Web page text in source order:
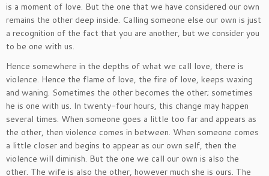
is a moment of love. But the one that we have considered our own
remains the other deep inside. Calling someone else our own is just
a recognition of the fact that you are another, but we consider you
to be one with us.
Hence somewhere in the depths of what we call love, there is
violence. Hence the flame of love, the fire of love, keeps waxing
and waning. Sometimes the other becomes the other; sometimes
he is one with us. In twenty-four hours, this change may happen
several times. When someone goes a little too far and appears as
the other, then violence comes in between. When someone comes
a little closer and begins to appear as our own self, then the
violence will diminish. But the one we call our own is also the
other. The wife is also the other, however much she is ours. The